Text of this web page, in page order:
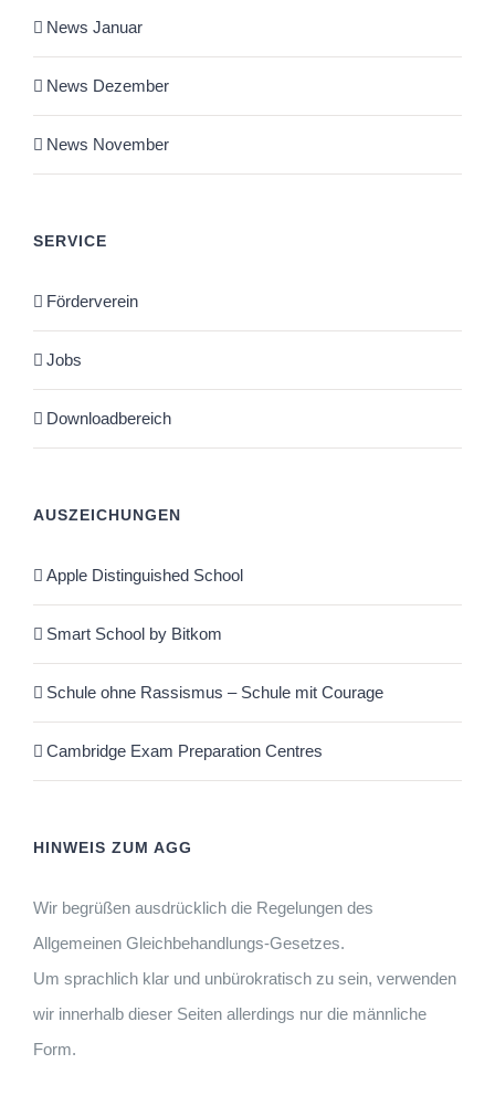
News Januar
News Dezember
News November
SERVICE
Förderverein
Jobs
Downloadbereich
AUSZEICHUNGEN
Apple Distinguished School
Smart School by Bitkom
Schule ohne Rassismus – Schule mit Courage
Cambridge Exam Preparation Centres
HINWEIS ZUM AGG
Wir begrüßen ausdrücklich die Regelungen des
Allgemeinen Gleichbehandlungs-Gesetzes.
Um sprachlich klar und unbürokratisch zu sein, verwenden
wir innerhalb dieser Seiten allerdings nur die männliche
Form.